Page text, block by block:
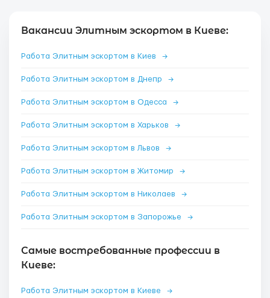
Вакансии Элитным эскортом в Киеве:
Работа Элитным эскортом в Киев →
Работа Элитным эскортом в Днепр →
Работа Элитным эскортом в Одесса →
Работа Элитным эскортом в Харьков →
Работа Элитным эскортом в Львов →
Работа Элитным эскортом в Житомир →
Работа Элитным эскортом в Николаев →
Работа Элитным эскортом в Запорожье →
Самые востребованные профессии в
Киеве:
Работа Элитным эскортом в Киеве →